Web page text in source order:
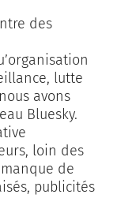
des
lutte
avons
Bluesky.
loin des
de
publicités